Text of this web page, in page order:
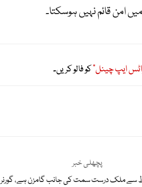
امن قائم نہیں ہوسکتا۔
ایپ چینل"کو فالو کریں۔
پچھلی خبر
سے ملک درست سمت کی جانب گامزن ہے، گورنر